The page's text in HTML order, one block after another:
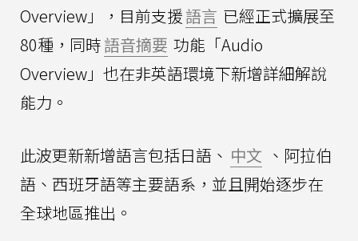
Overview」，目前支援語言 已經正式擴展至
80種，同時語音摘要 功能「Audio
Overview」也在非英語環境下新增詳細解說
能力。
此波更新新增語言包括日語、 中文 、阿拉伯
語、西班牙語等主要語系，並且開始逐步在
全球地區推出。